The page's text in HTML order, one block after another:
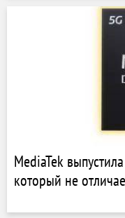
MediaTek
который не